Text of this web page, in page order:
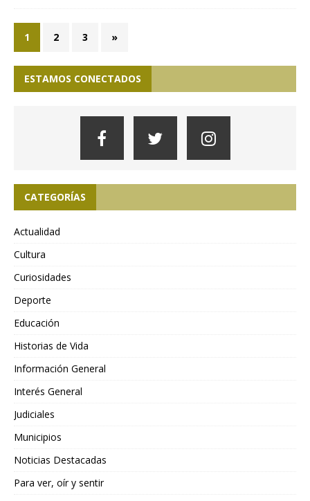
1 2 3 »
ESTAMOS CONECTADOS
CATEGORÍAS
Actualidad
Cultura
Curiosidades
Deporte
Educación
Historias de Vida
Información General
Interés General
Judiciales
Municipios
Noticias Destacadas
Para ver, oír y sentir